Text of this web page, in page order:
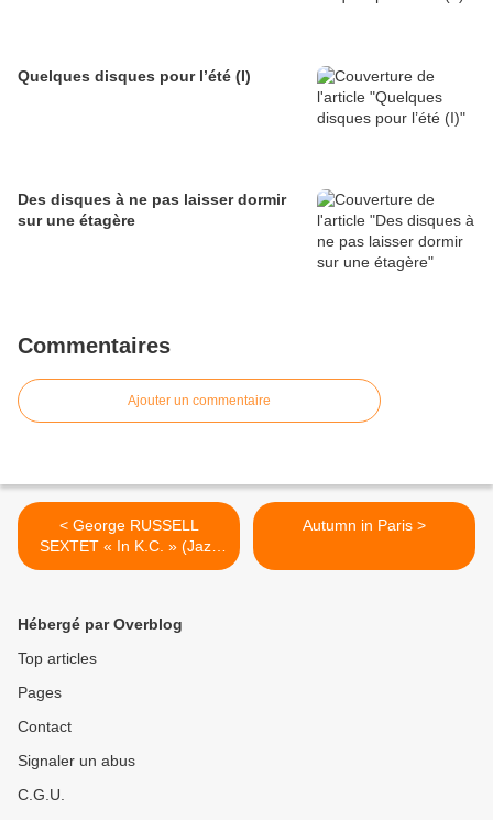
Quelques disques pour l’été (I)
Des disques à ne pas laisser dormir
sur une étagère
Commentaires
Ajouter un commentaire
< George RUSSELL
SEXTET « In K.C. » (Jazz
Collectors)
Autumn in Paris >
Hébergé par Overblog
Top articles
Pages
Contact
Signaler un abus
C.G.U.